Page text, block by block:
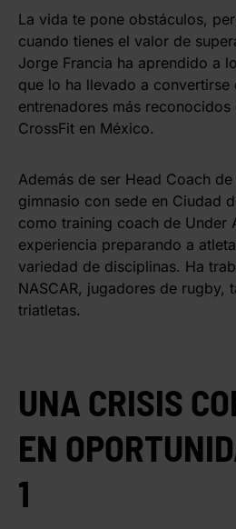
La vida te pone obstáculos,
cuando tienes el valor de
Jorge Francia ha aprendido a
que lo ha llevado a convertirse
entrenadores más
CrossFit en México.
Además de ser Head Coach
gimnasio con sede en Ciudad
como training coach de Under
experiencia preparando a
variedad de disciplinas. Ha
NASCAR, jugadores de rugby,
triatletas.
UNA CRISIS
EN
1